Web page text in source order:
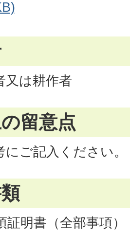
又は耕作者
留意点
ご記入ください。
証明書（全部事項）